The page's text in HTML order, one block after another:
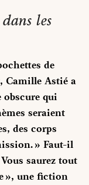
les
de
Camille Astié a
qui
seraient
des corps
» Faut-il
saurez tout
», une fiction